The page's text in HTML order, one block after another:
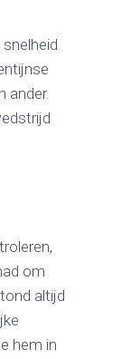
ander.
om
altijd
hem in